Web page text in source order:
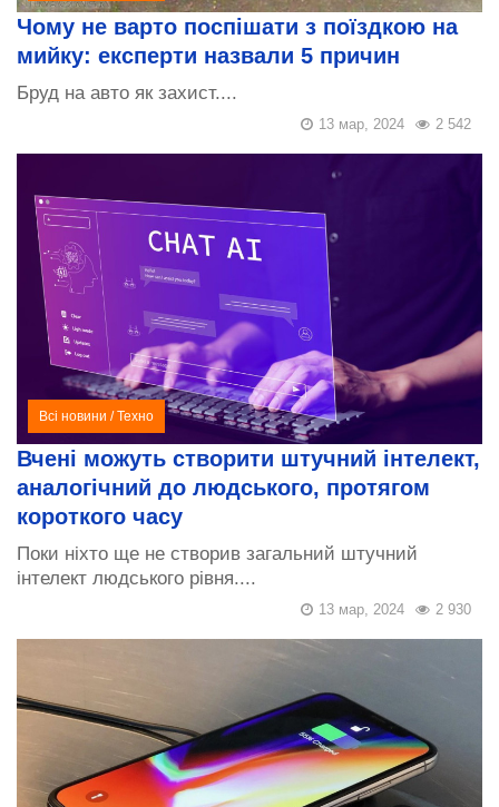
Чому не варто поспішати з поїздкою на
мийку: експерти назвали 5 причин
Бруд на авто як захист....
2 542
13 мар, 2024
Всі новини /Техно
Вчені можуть створити штучний інтелект,
аналогічний до людського, протягом
короткого часу
Поки ніхто ще не створив загальний штучний
інтелект людського рівня....
2 930
13 мар, 2024